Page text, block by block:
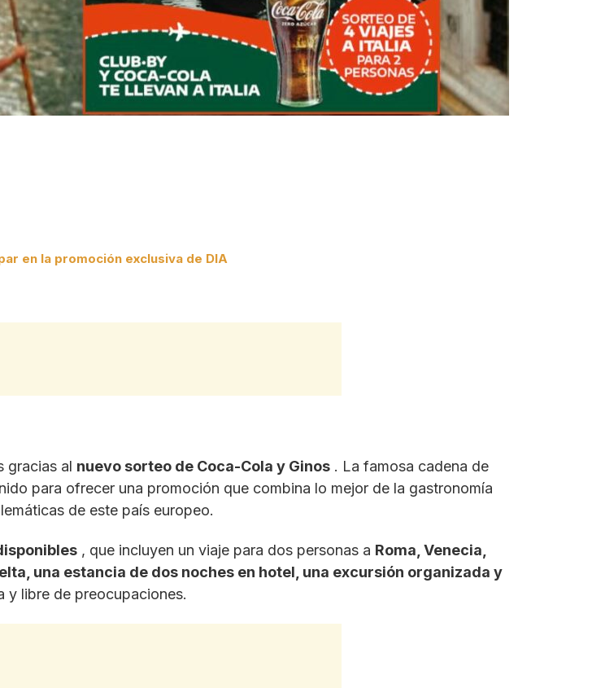
en la promoción exclusiva de DIA
gracias al nuevo sorteo de Coca-Cola y Ginos . La famosa cadena de
para ofrecer una promoción que combina lo mejor de la gastronomía
de este país europeo.
, que incluyen un viaje para dos personas a Roma, Venecia,
una estancia de dos noches en hotel, una excursión organizada y
y libre de preocupaciones.